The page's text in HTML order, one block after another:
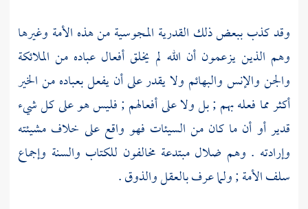
وقد كذب ببعض ذلك القدرية المجوسيةمن هذه الأمة وغيرها
وهم الذين يزعمون أن الله لم يخلق أفعال عباده من الملائكة
والجن والإنس والبهائم ولا يقدر على أن يفعل بعباده من الخير
أكثر مما فعله بهم ; بل ولا على أفعالهم ; فليس هو على كل شيء
قدير أو أن ما كان من السيئات فهو واقع على خلاف مشيئته
وإرادته . وهم ضلال مبتدعة مخالفون للكتاب والسنة وإجماع
سلف الأمة ; ولما عرف بالعقل والذوق .